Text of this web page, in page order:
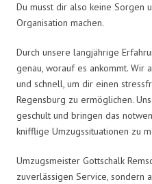
Du musst dir also keine Sorgen
Organisation machen.
Durch unsere langjährige
genau, worauf es ankommt. Wir
und schnell, um dir einen
Regensburg zu ermöglichen.
geschult und bringen das
knifflige Umzugssituationen zu
Umzugsmeister Gottschalk
zuverlässigen Service, sondern